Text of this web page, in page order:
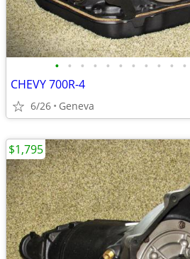
• • • • • • • • • • •
CHEVY 700R-4
6/26 Geneva
$1,795